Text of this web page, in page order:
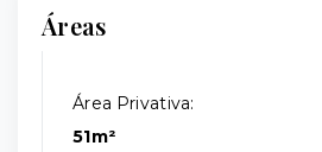
Áreas
Área Privativa:
51m²